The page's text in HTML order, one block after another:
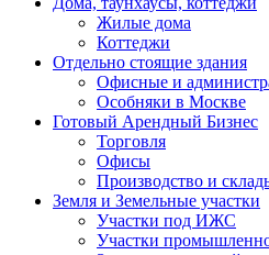
Жилые дома
Коттеджи
Отдельно стоящие здания
Офисные и
Особняки в Москве
Готовый Арендный Бизнес
Торговля
Офисы
Производство и
Земля и Земельные участки
Участки под ИЖС
Участки